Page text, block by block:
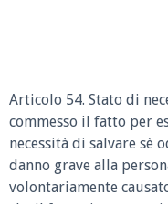
Articolo 54. Stato di
commesso il fatto per
necessità di salvare
danno grave alla
volontariamente